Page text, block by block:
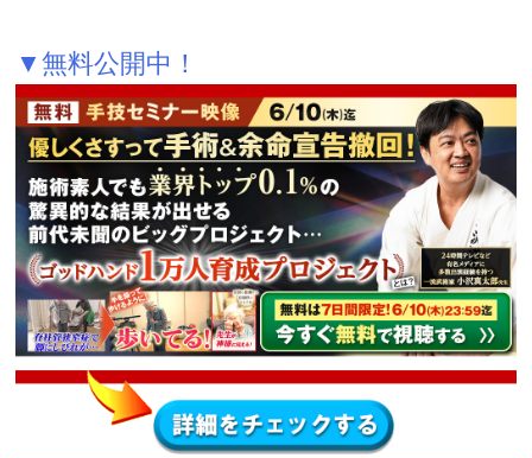
▼無料公開中！